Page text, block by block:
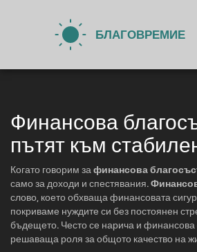
Финансова
пътят към
Когато говорим зафинансова
само за доходи и спестявания.
слово, което обхваща финансовата
покриваме нуждите си без постоянен
бъдещето. Често се нарича ифинансова
решаваща роля за общото качество на